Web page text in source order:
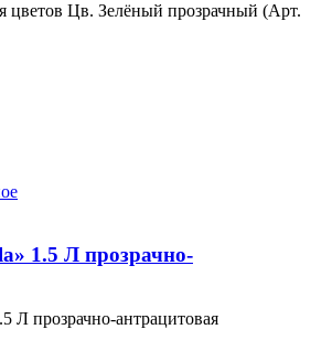
цветов Цв. Зелёный прозрачный (Арт.
1.5 Л прозрачно-
прозрачно-антрацитовая